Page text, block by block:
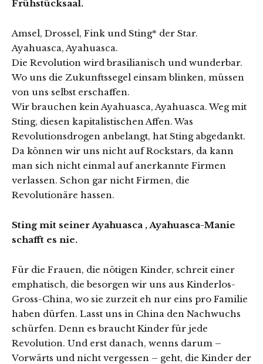
Frühstücksaal.
Amsel, Drossel, Fink und Sting* der Star.
Ayahuasca, Ayahuasca.
Die Revolution wird brasilianisch und wunderbar.
Wo uns die Zukunftssegel einsam blinken, müssen
von uns selbst erschaffen.
Wir brauchen kein Ayahuasca, Ayahuasca. Weg mit
Sting, diesen kapitalistischen Affen. Was
Revolutionsdrogen anbelangt, hat Sting abgedankt.
Da können wir uns nicht auf Rockstars, da kann
man sich nicht einmal auf anerkannte Firmen
verlassen. Schon gar nicht Firmen, die
Revolutionäre hassen.
Sting mit seiner Ayahuasca , Ayahuasca-Manie
schafft es nie.
Für die Frauen, die nötigen Kinder, schreit einer
emphatisch, die besorgen wir uns aus Kinderlos-
Gross-China, wo sie zurzeit eh nur eins pro Familie
haben dürfen. Lasst uns in China den Nachwuchs
schürfen. Denn es braucht Kinder für jede
Revolution. Und erst danach, wenns darum –
Vorwärts und nicht vergessen – geht, die Kinder der